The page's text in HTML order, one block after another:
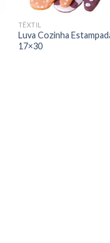
TÊXTIL
Luva Cozinha
17×30